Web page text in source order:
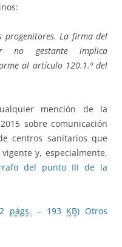
La firma del
no gestante implica
al artículo 120.1.º del
mención de la
sobre comunicación
centros sanitarios que
y, especialmente,
del punto III de la
págs. – 193 KB) Otros